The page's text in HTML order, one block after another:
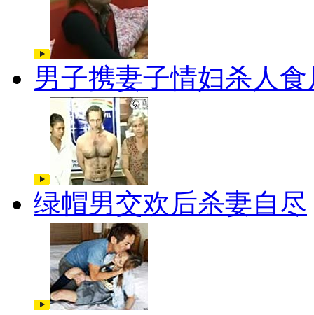
男子携妻子情妇杀人食
绿帽男交欢后杀妻自尽